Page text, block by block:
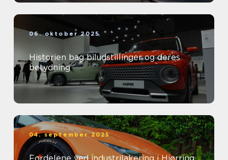
06. oktober 2025
Historien bag biludstillinger og deres
betydning
04. september 2025